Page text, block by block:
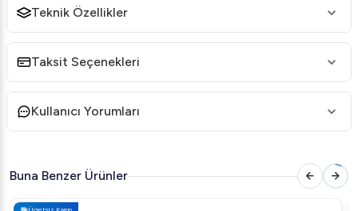
Monoblok Gövde:
dostu poliüretan izolasyon ile enerji tasarrufu sağlanır.
Çalışma Derecesi:
iki kapılı buzdolabı ve üst bölümde statik soğutmalı, 4
Dijital Termometre:
Termostat kontrollü ve dijital
Teknik Özellikler
Taksit Seçenekleri
Kullanıcı Yorumları
Buna Benzer Ürünler
Ücretsiz Kargo